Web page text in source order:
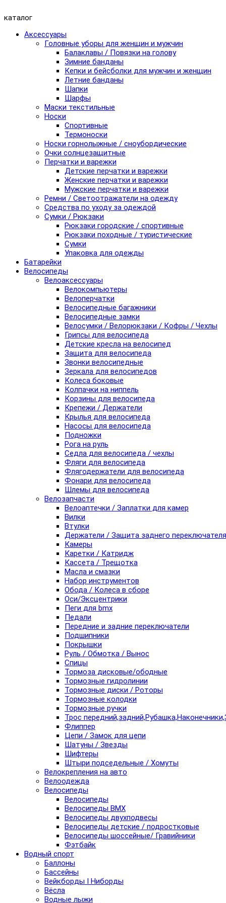
каталог
Аксессуары
Головные уборы для женщин и мужчин
Балаклавы / Повязки на голову
Зимние банданы
Кепки и бейсболки для мужчин и женщин
Летние банданы
Шапки
Шарфы
Маски текстильные
Носки
Спортивные
Термоноски
Носки горнолыжные / сноубордические
Очки солнцезащитные
Перчатки и варежки
Детские перчатки и варежки
Женские перчатки и варежки
Мужские перчатки и варежки
Ремни / Светоотражатели на одежду
Средства по уходу за одеждой
Сумки / Рюкзаки
Рюкзаки городские / спортивные
Рюкзаки походные / туристические
Сумки
Упаковка для одежды
Батарейки
Велосипеды
Велоаксессуары
Велокомпьютеры
Велоперчатки
Велосипедные багажники
Велосипедные замки
Велосумки / Велорюкзаки / Кофры / Чехлы
Грипсы для велосипеда
Детские кресла на велосипед
Защита для велосипеда
Звонки велосипедные
Зеркала для велосипедов
Колеса боковые
Колпачки на ниппель
Корзины для велосипеда
Крепежи / Держатели
Крылья для велосипеда
Насосы для велосипеда
Подножки
Рога на руль
Седла для велосипеда / чехлы
Фляги для велосипеда
Флягодержатели для велосипеда
Фонари для велосипеда
Шлемы для велосипеда
Велозапчасти
Велоаптечки / Заплатки для камер
Вилки
Втулки
Держатели / Защита заднего переключателя
Камеры
Каретки / Катридж
Кассета / Трещотка
Масла и смазки
Набор инструментов
Обода / Колеса в сборе
Оси/Эксцентрики
Пеги для bmx
Педали
Передние и задние переключатели
Подшипники
Покрышки
Руль / Обмотка / Вынос
Спицы
Тормоза дисковые/ободные
Тормозные гидролинии
Тормозные диски / Роторы
Тормозные колодки
Тормозные ручки
Трос
Флиппер
Цепи / Замок для цепи
Шатуны / Звезды
Шифтеры
Штыри подседельные / Хомуты
Велокрепления на авто
Велоодежда
Велосипеды
Велосипеды
Велосипеды BMX
Велосипеды двухподвесы
Велосипеды детские / подростковые
Велосипеды шоссейные/ Гравийники
Фэтбайк
Водный спорт
Баллоны
Бассейны
Вейкборды I Ниборды
Вёсла
Водные лыжи